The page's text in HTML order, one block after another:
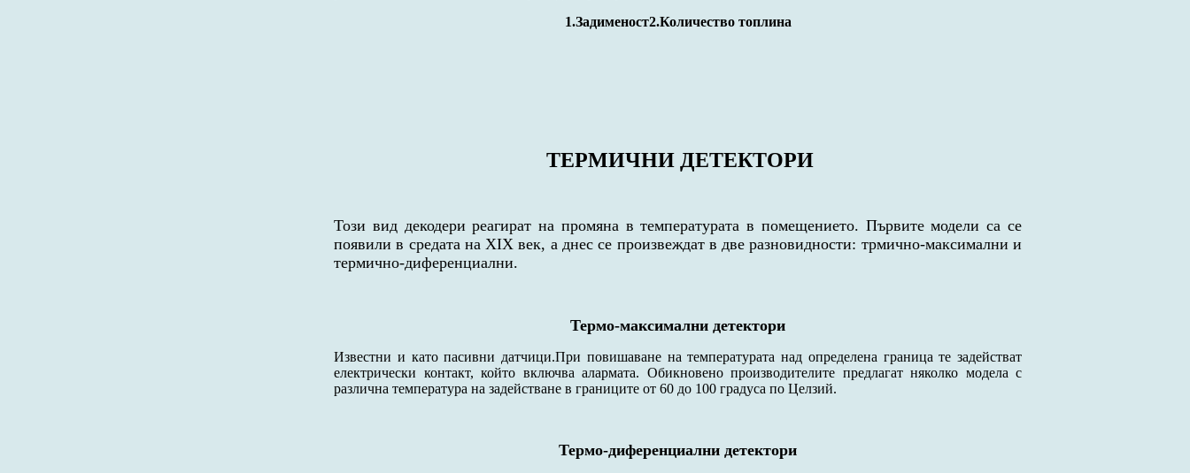
1.Задименост2.Количество топлина
ТЕРМИЧНИ ДЕТЕКТОРИ
Този вид декодери реагират на промяна в температурата в помещението. Първите модели са се
появили в средата на ХIХ век, а днес се произвеждат в две разновидности: трмично-максимални и
термично-диференциални.
Термо-максимални детектори
Известни и като пасивни датчици.При повишаване на температурата над определена граница те задействат
електрически контакт, който включва алармата. Обикновено производителите предлагат няколко модела с
различна температура на задействане в границите от 60 до 100 градуса по Целзий.
Термо-диференциални детектори